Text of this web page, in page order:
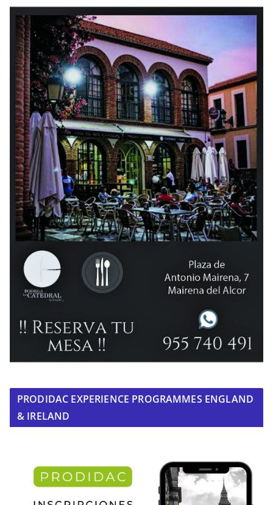
PRODIDAC EXPERIENCE PROGRAMMES ENGLAND
& IRELAND